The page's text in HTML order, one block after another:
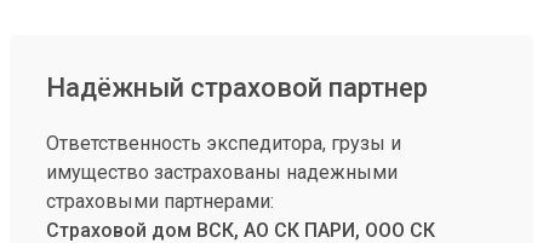
Надёжный страховой партнер
Ответственность экспедитора, грузы и
имущество застрахованы надежными
страховыми партнерами:
Страховой дом ВСК, АО СК ПАРИ, ООО СК